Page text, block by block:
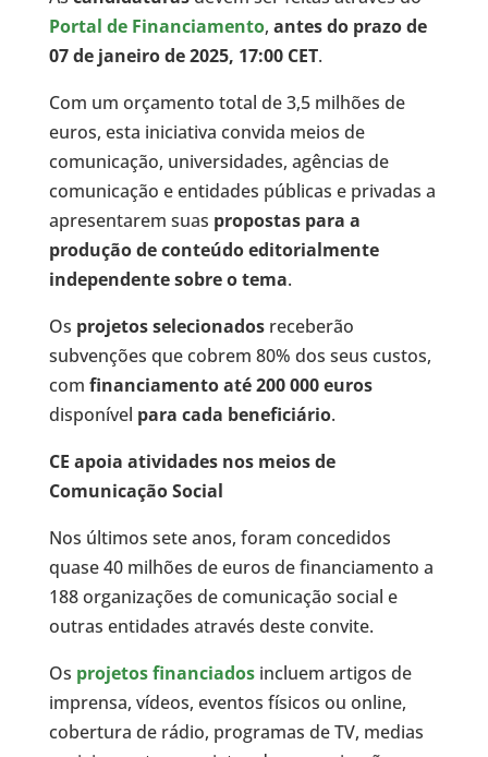
Portal de Financiamento, antes do prazo de
07 de janeiro de 2025, 17:00 CET.
Com um orçamento total de 3,5 milhões de
euros, esta iniciativa convida meios de
comunicação, universidades, agências de
comunicação e entidades públicas e privadas a
apresentarem suas propostas para a
produção de conteúdo editorialmente
independente sobre o tema.
Os projetos selecionados receberão
subvenções que cobrem 80% dos seus custos,
com financiamento até 200 000 euros
disponível para cada beneficiário.
CE apoia atividades nos meios de
Comunicação Social
Nos últimos sete anos, foram concedidos
quase 40 milhões de euros de financiamento a
188 organizações de comunicação social e
outras entidades através deste convite.
Os projetos financiadosincluem artigos de
imprensa, vídeos, eventos físicos ou online,
cobertura de rádio, programas de TV, medias